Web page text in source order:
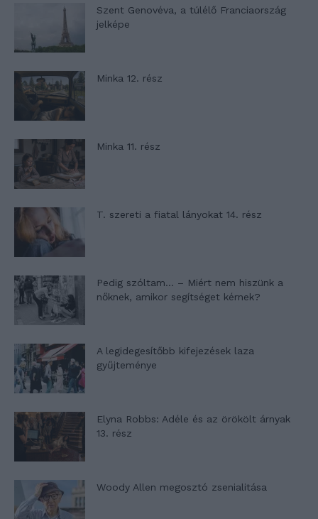
Szent Genovéva, a túlélő Franciaország
jelképe
Minka 12. rész
Minka 11. rész
T. szereti a fiatal lányokat 14. rész
Pedig szóltam… – Miért nem hiszünk a
nőknek, amikor segítséget kérnek?
A legidegesítőbb kifejezések laza
gyűjteménye
Elyna Robbs: Adéle és az örökölt árnyak
13. rész
Woody Allen megosztó zsenialitása